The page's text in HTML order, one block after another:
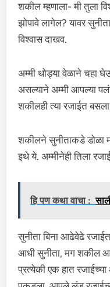
शकील म्हणाला- मी तुला
झोपावे लागेल? यावर
विश्वास दाखव.
अम्मी थोड्या वेळाने चहा
असल्याने अम्मी आपल्या
शकीलही त्या रजाईत
शकीलने सुनीताकडे डोळा
इथे ये. अम्मीनेही तिला
हि पण कथा वाचा :
सुनीता बिना आढेवेढे
आधी सुनीता, मग शकील
प्रत्येकी एक हात